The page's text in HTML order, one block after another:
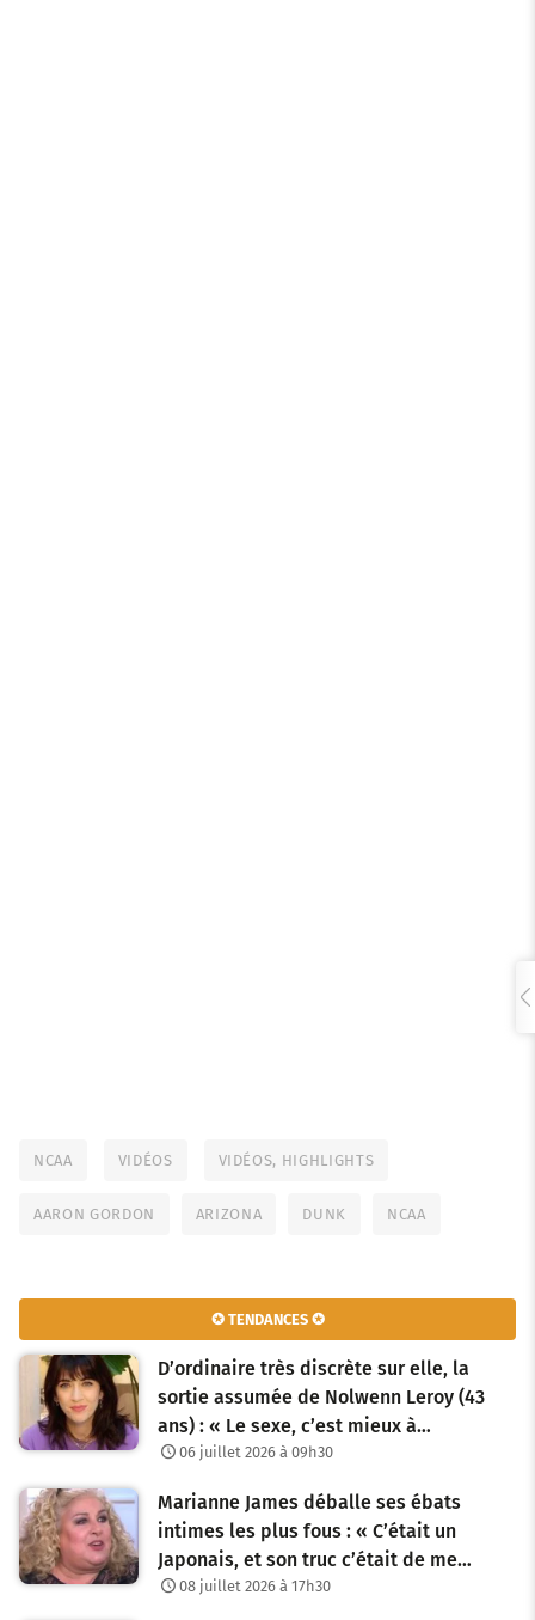
NCAA VIDÉOS VIDÉOS, HIGHLIGHTS
AARON GORDON ARIZONA DUNK NCAA
✪ TENDANCES ✪
D’ordinaire très discrète sur elle, la
sortie assumée de Nolwenn Leroy (43
ans) : « Le sexe, c’est mieux à…
06 juillet 2026 à 09h30
Marianne James déballe ses ébats
intimes les plus fous : « C’était un
Japonais, et son truc c’était de me…
08 juillet 2026 à 17h30